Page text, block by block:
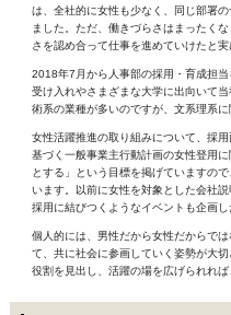
は、全社的に女性も少なく、同じ部署
ました。ただ、働きづらさはまったく
さを認め合って仕事を進めていけたと実
2018年7月から人事部の採用・育成担
受け入れやさまざまな大学に出向いて
術系の業種が多いのですが、文系理系
女性活躍推進の取り組みについて、採
基づく一般事業主行動計画の女性登用
とする」という目標を掲げていますの
います。以前に女性を対象とした会社
採用に結びつくようなイベントも企画し
個人的には、男性だから女性だからで
て、共に社会に参画していく姿勢が大
役割を見出し、活躍の場を広げられれば